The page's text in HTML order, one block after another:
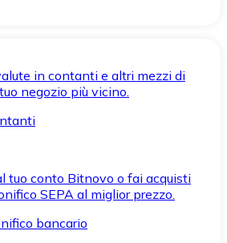
in contanti e altri mezzi di
negozio più vicino.
tuo conto Bitnovo o fai acquisti
SEPA al miglior prezzo.
bancario